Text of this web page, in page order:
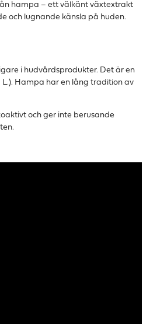
hampa – ett välkänt växtextrakt
och lugnande känsla på huden.
i hudvårdsprodukter. Det är en
Hampa har en lång tradition av
och ger inte berusande